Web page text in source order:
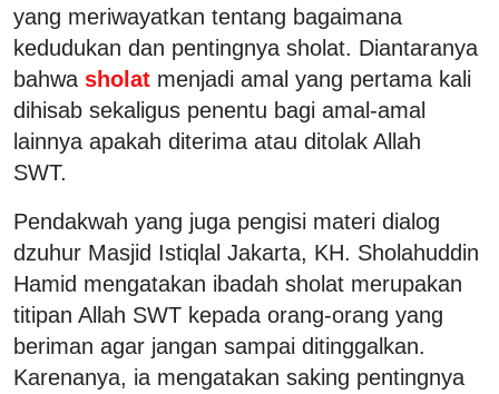
yang meriwayatkan tentang bagaimana
kedudukan dan pentingnya sholat. Diantaranya
bahwa sholat menjadi amal yang pertama kali
dihisab sekaligus penentu bagi amal-amal
lainnya apakah diterima atau ditolak Allah
SWT.
Pendakwah yang juga pengisi materi dialog
dzuhur Masjid Istiqlal Jakarta, KH. Sholahuddin
Hamid mengatakan ibadah sholat merupakan
titipan Allah SWT kepada orang-orang yang
beriman agar jangan sampai ditinggalkan.
Karenanya, ia mengatakan saking pentingnya